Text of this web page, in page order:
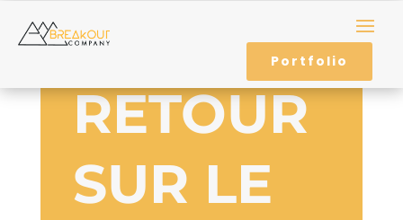
Portfolio
RETOUR
SUR LE